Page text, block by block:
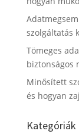
szolgáltatás
Tömeges
biztonságos
Minősített
és hogyan
Kategóriák